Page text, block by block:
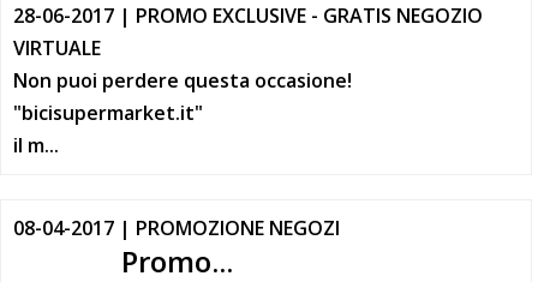
28-06-2017 | PROMO EXCLUSIVE - GRATIS NEGOZIO
VIRTUALE
Non puoi perdere questa occasione!
"bicisupermarket.it"
il m...
08-04-2017 | PROMOZIONE NEGOZI
Promo...